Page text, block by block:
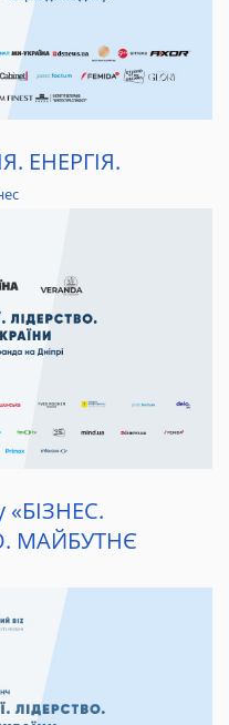
ЕНЕРГІЯ.
«БІЗНЕС.
МАЙБУТНЄ